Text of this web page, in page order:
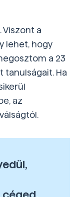
Viszont a
lehet, hogy
a 23
tanulságait. Ha
az